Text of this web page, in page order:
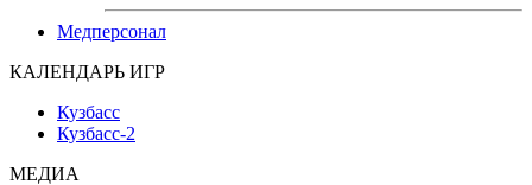
Медперсонал
КАЛЕНДАРЬ ИГР
Кузбасс
Кузбасс-2
МЕДИА